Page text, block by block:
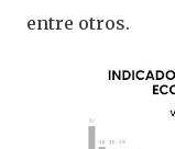
entre otros.